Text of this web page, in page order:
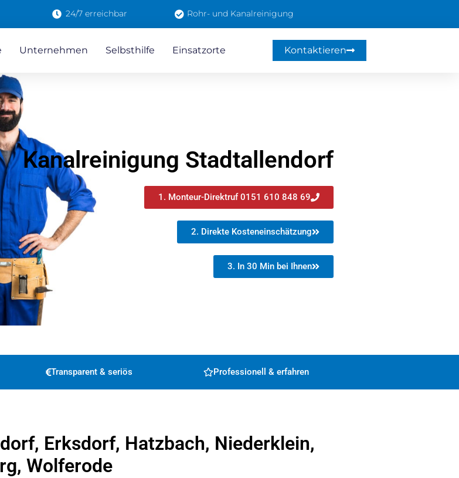
24/7 erreichbar Rohr- und Kanalreinigung
Unternehmen Selbsthilfe Einsatzorte Kontaktieren
Kanalreinigung Stadtallendorf
1. Monteur-Direktruf 0151 610 848 69
2. Direkte Kosteneinschätzung
3. In 30 Min bei Ihnen
Transparent & seriös Professionell & erfahren
Erksdorf, Hatzbach, Niederklein,
Wolferode